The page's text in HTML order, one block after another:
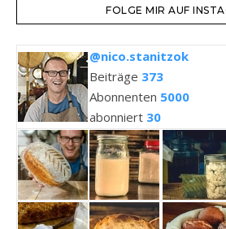
FOLGE MIR AUF
@nico.stanitzok
Beiträge 373
Abonnenten 5000
abonniert 30